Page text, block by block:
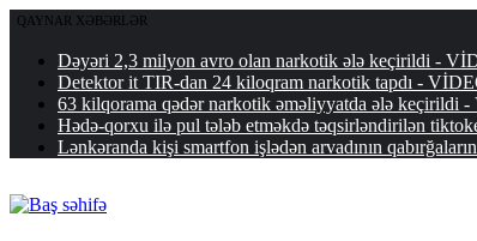
QAYNAR XƏBƏRLƏR
Dəyəri 2,3 milyon avro olan narkotik ələ keçirildi -
Detektor it TIR-dan 24 kiloqram narkotik tapdı -
63 kilqorama qədər narkotik əməliyyatda ələ keçirildi
Hədə-qorxu ilə pul tələb etməkdə təqsirləndirilən
Lənkəranda kişi smartfon işlədən arvadının